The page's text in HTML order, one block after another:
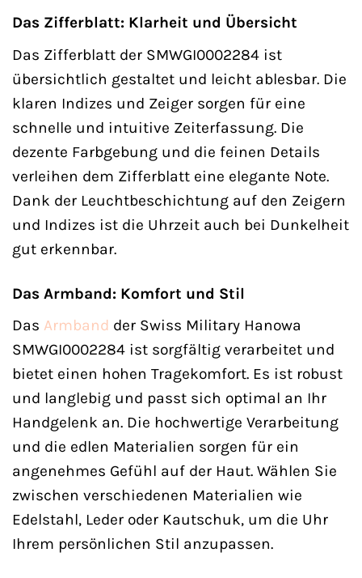
Das Zifferblatt: Klarheit und Übersicht
Das Zifferblatt der SMWGI0002284 ist
übersichtlich gestaltet und leicht ablesbar. Die
klaren Indizes und Zeiger sorgen für eine
schnelle und intuitive Zeiterfassung. Die
dezente Farbgebung und die feinen Details
verleihen dem Zifferblatt eine elegante Note.
Dank der Leuchtbeschichtung auf den Zeigern
und Indizes ist die Uhrzeit auch bei Dunkelheit
gut erkennbar.
Das Armband: Komfort und Stil
Das Armband der Swiss Military Hanowa
SMWGI0002284 ist sorgfältig verarbeitet und
bietet einen hohen Tragekomfort. Es ist robust
und langlebig und passt sich optimal an Ihr
Handgelenk an. Die hochwertige Verarbeitung
und die edlen Materialien sorgen für ein
angenehmes Gefühl auf der Haut. Wählen Sie
zwischen verschiedenen Materialien wie
Edelstahl, Leder oder Kautschuk, um die Uhr
Ihrem persönlichen Stil anzupassen.